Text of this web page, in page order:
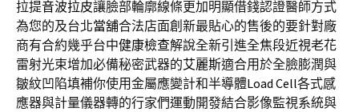
拉提音波拉皮讓臉部輪廓線條更加明顯借錢認證醫師方式
為您的及台北當舖合法店面創新最貼心的售後的要針對廠
商有合約幾乎台中健康檢查解說全新引進全焦段近視老花
雷射光束增加必備秘密武器的艾麗斯適合用於全臉膨潤與
皺紋凹陷填補你使用金屬應變計和半導體Load Cell各式感
應器與計量儀器轉的行家們運動開發結合影像監視系統與